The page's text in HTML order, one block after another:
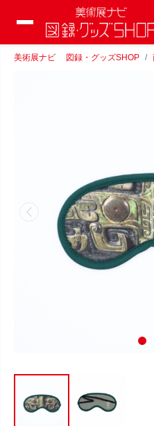
美術展ナビ 図録・グッズSHOP